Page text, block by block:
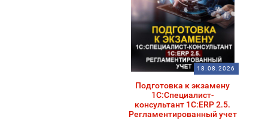
18.08.2026
Подготовка к экзамену
1С:Специалист-
консультант 1С:ERP 2.5.
Регламентированный учет